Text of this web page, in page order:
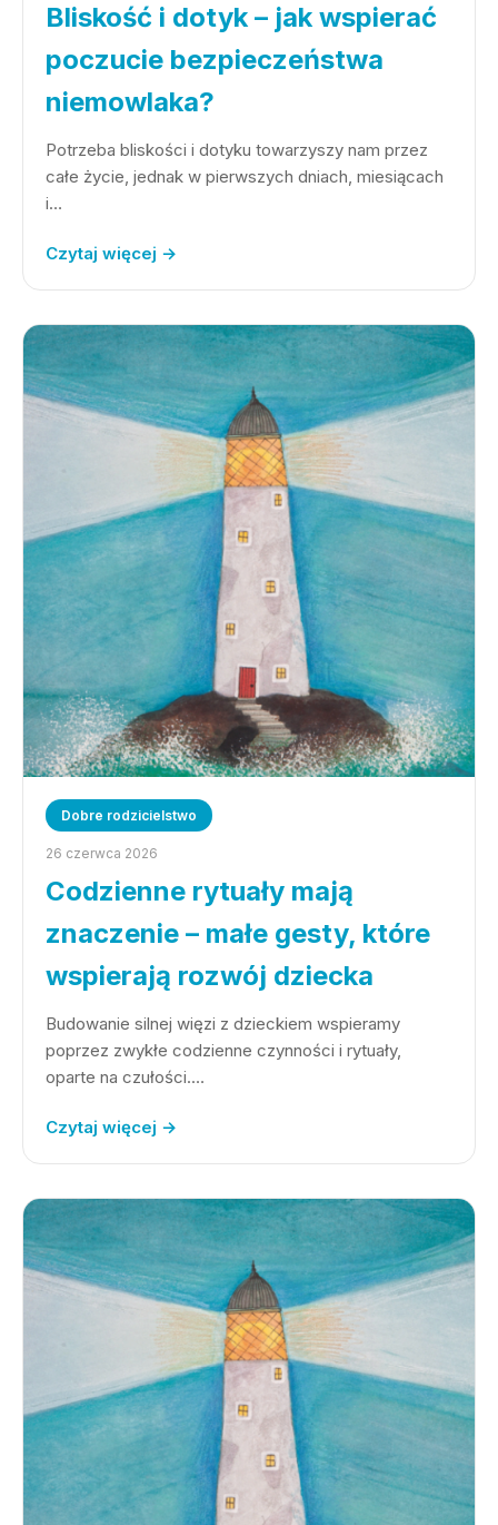
Bliskość i dotyk – jak wspierać
poczucie bezpieczeństwa
niemowlaka?
Potrzeba bliskości i dotyku towarzyszy nam przez
całe życie, jednak w pierwszych dniach, miesiącach
i…
Czytaj więcej →
Dobre rodzicielstwo
26 czerwca 2026
Codzienne rytuały mają
znaczenie – małe gesty, które
wspierają rozwój dziecka
Budowanie silnej więzi z dzieckiem wspieramy
poprzez zwykłe codzienne czynności i rytuały,
oparte na czułości.…
Czytaj więcej →